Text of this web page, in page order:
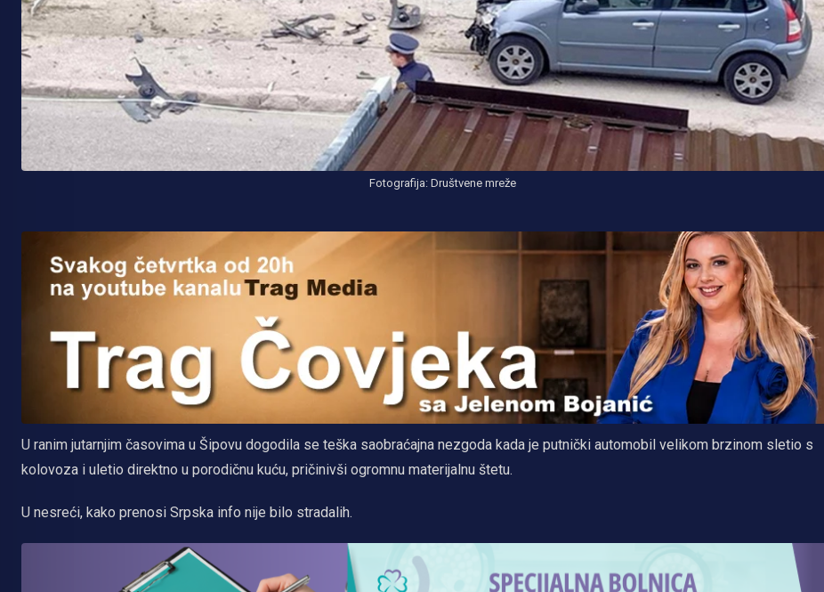
Fotografija: Društvene mreže
U ranim jutarnjim časovima u Šipovu dogodila se teška saobraćajna nezgoda kada je putnički automobil velikom brzinom sletio s
kolovoza i uletio direktno u porodičnu kuću, pričinivši ogromnu materijalnu štetu.
U nesreći, kako prenosi Srpska info nije bilo stradalih.